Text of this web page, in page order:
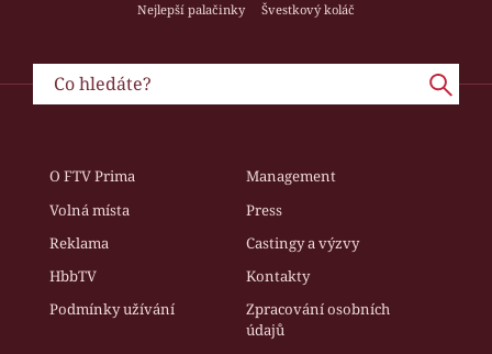
Nejlepší palačinky
Švestkový koláč
O FTV Prima
Management
Volná místa
Press
Reklama
Castingy a výzvy
HbbTV
Kontakty
Podmínky užívání
Zpracování osobních
údajů